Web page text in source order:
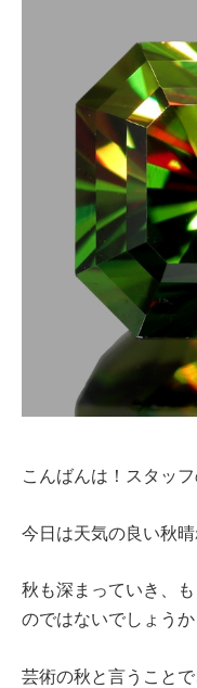
こんばんは！スタッ
今日は天気の良い秋
秋も深まっていき、
のではないでしょうか
芸術の秋と言うこと